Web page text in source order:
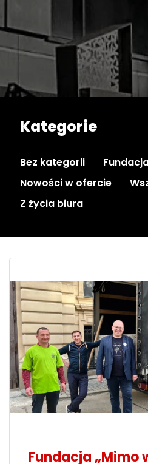
Kategorie
Bez kategorii
Nowości w ofercie
Z życia biura
Fundacja „Mimo